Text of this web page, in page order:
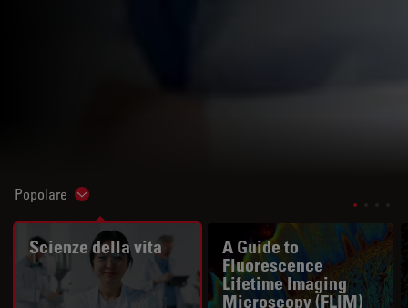
Popolare Show subnavigation
Scienze della vita
A Guide to
Fluorescence
Lifetime Imaging
Microscopy (FLIM)